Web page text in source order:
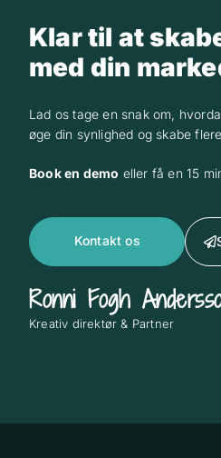
Klar til at
med din
Lad os tage en snak om,
øge din synlighed og skabe
Book en demo eller få en 15
Kontakt os
Ronni Fogh
Kreativ direktør & Partner